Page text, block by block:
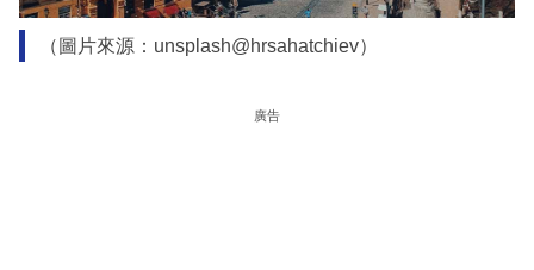
（圖片來源：unsplash@hrsahatchiev）
廣告